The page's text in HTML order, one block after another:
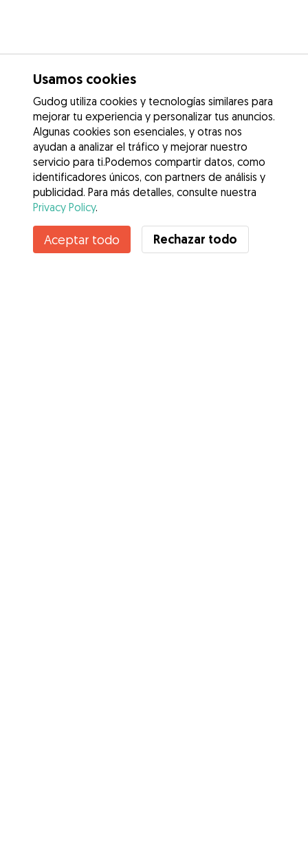
Contacta con Marisa
¿Conoces los Beneficios de Gudog? Ver más
Usamos cookies
Gudog utiliza cookies y tecnologías similares para
mejorar tu experiencia y personalizar tus anuncios.
Algunas cookies son esenciales, y otras nos
ayudan a analizar el tráfico y mejorar nuestro
servicio para ti.Podemos compartir datos, como
identificadores únicos, con partners de análisis y
publicidad. Para más detalles, consulte nuestra
Privacy Policy.
Aceptar todo Rechazar todo